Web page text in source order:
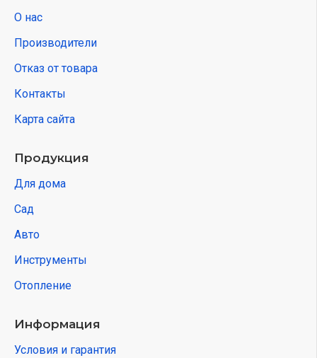
О нас
Производители
Отказ от товара
Контакты
Карта сайта
Продукция
Для дома
Сад
Авто
Инструменты
Отопление
Информация
Условия и гарантия